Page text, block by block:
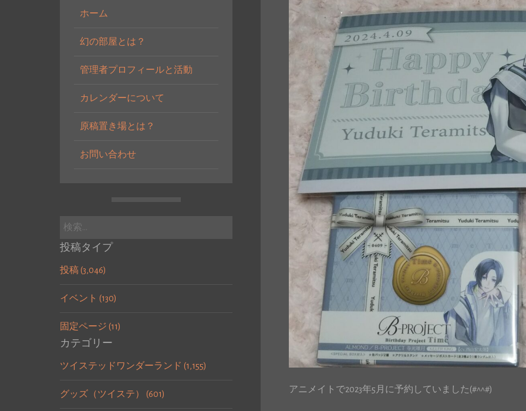
ホーム
幻の部屋とは？
管理者プロフィールと活動
カレンダーについて
原稿置き場とは？
お問い合わせ
検
投稿タイプ
投稿 (3,046)
イベント (130)
固定ページ (11)
カテゴリー
ツイステッドワンダーランド (1,155)
グッズ（ツイステ） (601) アニメイトで2023年5月に予約していました(#^^#)